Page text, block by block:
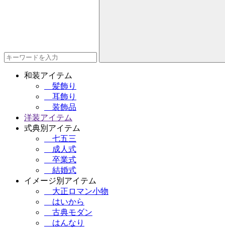
和装アイテム
髪飾り
耳飾り
装飾品
洋装アイテム
式典別アイテム
七五三
成人式
卒業式
結婚式
イメージ別アイテム
大正ロマン小物
はいから
古典モダン
はんなり